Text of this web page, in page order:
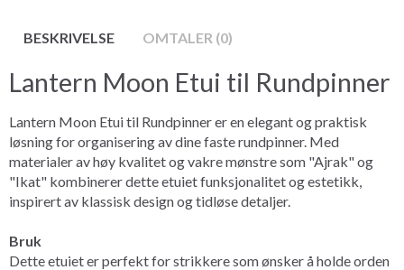
BESKRIVELSE OMTALER (0)
Lantern Moon Etui til Rundpinner
Lantern Moon Etui til Rundpinner er en elegant og praktisk
løsning for organisering av dine faste rundpinner. Med
materialer av høy kvalitet og vakre mønstre som "Ajrak" og
"Ikat" kombinerer dette etuiet funksjonalitet og estetikk,
inspirert av klassisk design og tidløse detaljer.
Bruk
Dette etuiet er perfekt for strikkere som ønsker å holde orden